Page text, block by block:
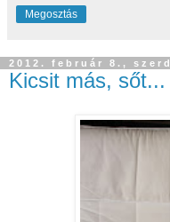
Megosztás
2012. február 8.,
Kicsit más, sőt...